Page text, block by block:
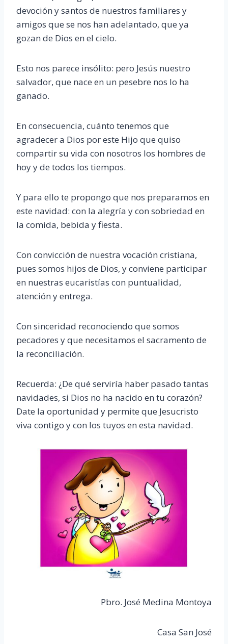
devoción y santos de nuestros familiares y
amigos que se nos han adelantado, que ya
gozan de Dios en el cielo.
Esto nos parece insólito: pero Jesús nuestro
salvador, que nace en un pesebre nos lo ha
ganado.
En consecuencia, cuánto tenemos que
agradecer a Dios por este Hijo que quiso
compartir su vida con nosotros los hombres de
hoy y de todos los tiempos.
Y para ello te propongo que nos preparamos en
este navidad: con la alegría y con sobriedad en
la comida, bebida y fiesta.
Con convicción de nuestra vocación cristiana,
pues somos hijos de Dios, y conviene participar
en nuestras eucaristías con puntualidad,
atención y entrega.
Con sinceridad reconociendo que somos
pecadores y que necesitamos el sacramento de
la reconciliación.
Recuerda: ¿De qué serviría haber pasado tantas
navidades, si Dios no ha nacido en tu corazón?
Date la oportunidad y permite que Jesucristo
viva contigo y con los tuyos en esta navidad.
Pbro. José Medina Montoya
Casa San José